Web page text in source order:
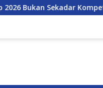
Kompetisi, tapi Ruang